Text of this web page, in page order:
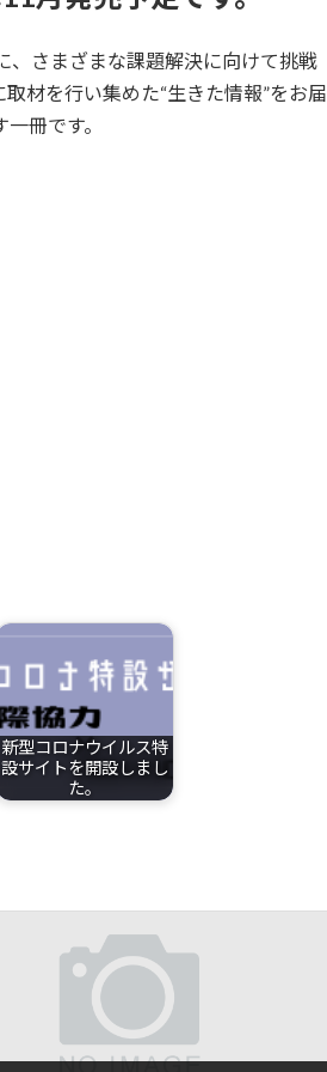
、さまざまな課題解決に向けて挑戦
材を行い集めた“生きた情報”をお届
冊です。
新型コロナウイルス特
設サイトを開設しまし
た。